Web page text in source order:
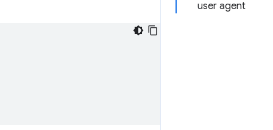
user agent